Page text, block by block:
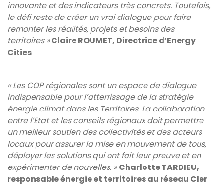
innovante et des indicateurs très concrets. Toutefois,
le défi reste de créer un vrai dialogue pour faire
remonter les réalités, projets et besoins des
territoires »Claire ROUMET, Directrice d’Energy
Cities
« Les COP régionales sont un espace de dialogue
indispensable pour l’atterrissage de la stratégie
énergie climat dans les Territoires. La collaboration
entre l’Etat et les conseils régionaux doit permettre
un meilleur soutien des collectivités et des acteurs
locaux pour assurer la mise en mouvement de tous,
déployer les solutions qui ont fait leur preuve et en
expérimenter de nouvelles. »Charlotte TARDIEU,
responsable énergie et territoires au réseau Cler